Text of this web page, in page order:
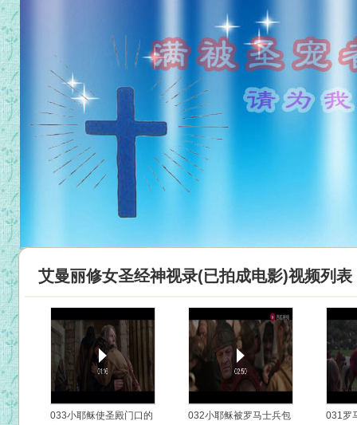
艾曼丽修女圣经神视录(已拍成电影)视频列表
033小耶稣使圣殿门口的
032小耶稣被罗马士兵包
031罗